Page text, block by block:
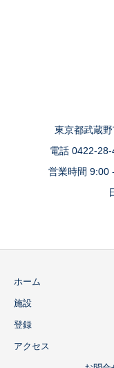
東京都武蔵
電話 0422-
営業時間 9:00
ホーム
施設
登録
アクセス